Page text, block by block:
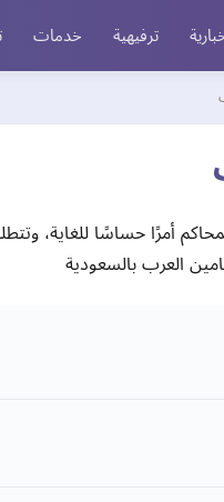
ترفيهية خدمات
أمرًا حساسًا للغاية،
العرب بالسعودية